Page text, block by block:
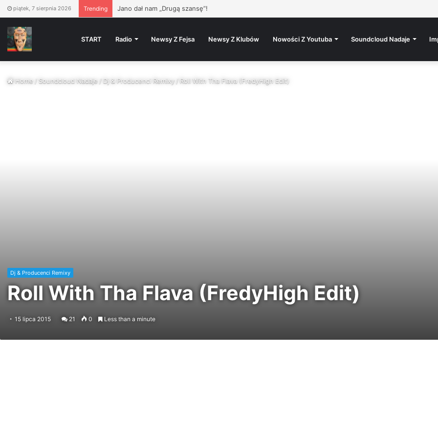
piątek, 7 sierpnia 2026 Trending PIZZA VÍKEND – Vinyl Oldies / 15.8. / Rokáč Jablunkov
START Radio Newsy Z Fejsa Newsy Z Klubów Nowości Z Youtuba Soundcloud Nadaje
Home/Soundcloud Nadaje/Dj & Producenci Remixy/Roll With Tha Flava (FredyHigh Edit)
Dj & Producenci Remixy
Roll With Tha Flava (FredyHigh Edit)
15 lipca 2015 21 0 Less than a minute